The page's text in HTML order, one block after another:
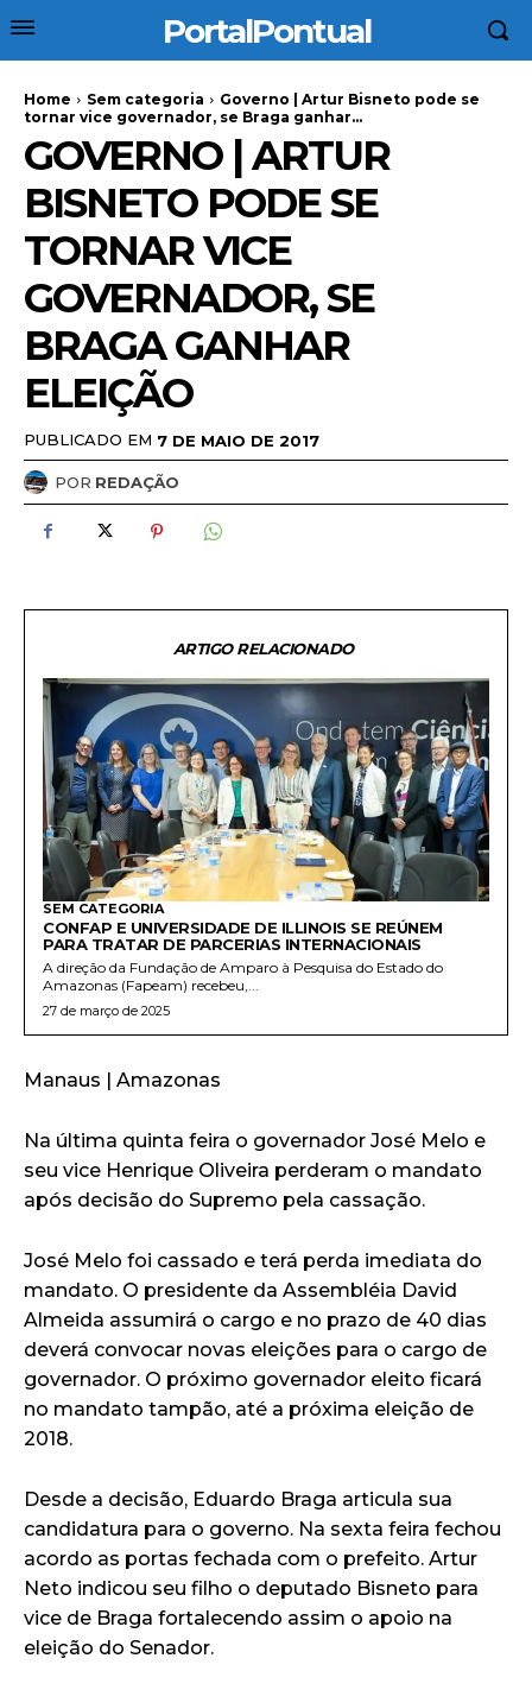
PortalPontual
Home Sem categoria
Governo | Artur Bisneto pode se
tornar vice governador, se Braga ganhar...
GOVERNO | ARTUR
BISNETO PODE SE
TORNAR VICE
GOVERNADOR, SE
BRAGA GANHAR
ELEIÇÃO
PUBLICADO EM 7 DE MAIO DE 2017
POR REDAÇÃO
ARTIGO RELACIONADO
SEM CATEGORIA
CONFAP E UNIVERSIDADE DE ILLINOIS SE REÚNEM
PARA TRATAR DE PARCERIAS INTERNACIONAIS
A direção da Fundação de Amparo à Pesquisa do Estado do
Amazonas (Fapeam) recebeu,...
27 de março de 2025
Manaus | Amazonas
Na última quinta feira o governador José Melo e
seu vice Henrique Oliveira perderam o mandato
após decisão do Supremo pela cassação.
José Melo foi cassado e terá perda imediata do
mandato. O presidente da Assembléia David
Almeida assumirá o cargo e no prazo de 40 dias
deverá convocar novas eleições para o cargo de
governador. O próximo governador eleito ficará
no mandato tampão, até a próxima eleição de
2018.
Desde a decisão, Eduardo Braga articula sua
candidatura para o governo. Na sexta feira fechou
acordo as portas fechada com o prefeito. Artur
Neto indicou seu filho o deputado Bisneto para
vice de Braga fortalecendo assim o apoio na
eleição do Senador.